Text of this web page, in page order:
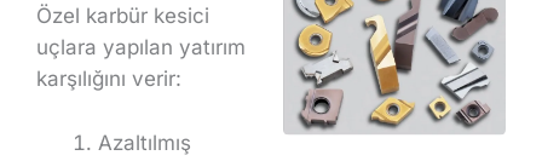
Özel karbür kesici
uçlara yapılan yatırım
karşılığını verir:
Azaltılmış